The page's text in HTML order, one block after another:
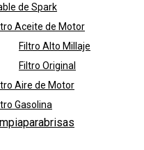
de Spark
Aceite de Motor
Filtro Alto Millaje
Filtro Original
Aire de Motor
Gasolina